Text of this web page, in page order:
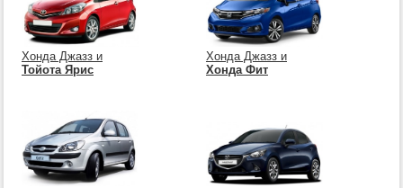
Хонда Джазз и
Тойота Ярис
Хонда Джазз и
Хонда Фит